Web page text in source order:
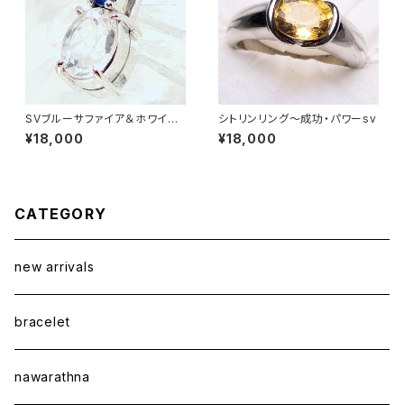
SVブルーサファイア＆ホワイト
サファイアペンダントトップ ～精
神安定＆安らぎ～
¥18,000
シトリンリング〜成功・パワーsv
¥18,000
CATEGORY
new arrivals
bracelet
nawarathna